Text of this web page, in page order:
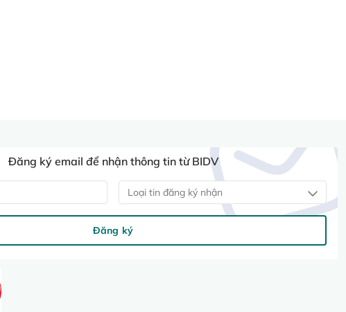
Đăng ký email để nhận thông tin từ BIDV
Loại tin đăng ký nhận
Đăng ký